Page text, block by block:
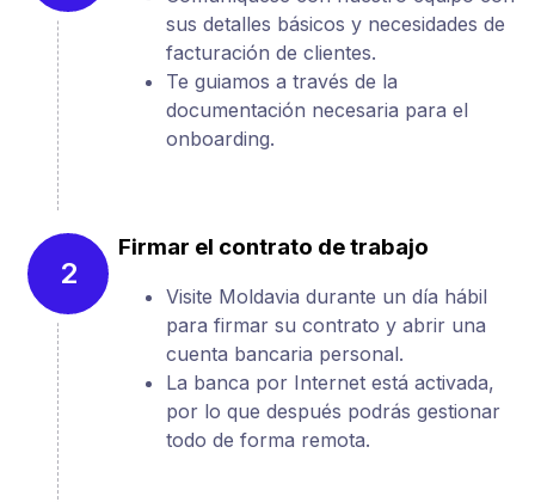
sus detalles básicos y necesidades de
facturación de clientes.
Te guiamos a través de la
documentación necesaria para el
onboarding.
2
Firmar el contrato de trabajo
Visite Moldavia durante un día hábil
para firmar su contrato y abrir una
cuenta bancaria personal.
La banca por Internet está activada,
por lo que después podrás gestionar
todo de forma remota.